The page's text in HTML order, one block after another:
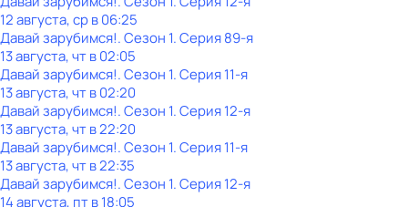
12 августа, ср в 06:25
Давай зарубимся!. Сезон 1. Серия 89-я
13 августа, чт в 02:05
Давай зарубимся!. Сезон 1. Серия 11-я
13 августа, чт в 02:20
Давай зарубимся!. Сезон 1. Серия 12-я
13 августа, чт в 22:20
Давай зарубимся!. Сезон 1. Серия 11-я
13 августа, чт в 22:35
Давай зарубимся!. Сезон 1. Серия 12-я
14 августа, пт в 18:05